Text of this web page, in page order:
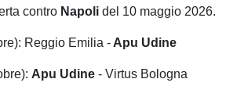
contro Napoli del 10 maggio 2026.
Reggio Emilia - Apu Udine
Apu Udine - Virtus Bologna